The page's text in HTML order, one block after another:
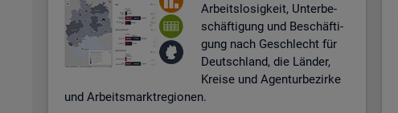
Ar­beits­lo­sig­keit, Un­ter­be­
schäf­ti­gung und Be­schäf­ti­
gung nach Ge­schlecht für
Deutsch­land, die Län­der,
Krei­se und Agen­tur­be­zir­ke
und Ar­beits­markt­re­gio­nen.